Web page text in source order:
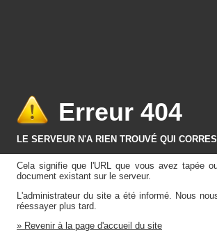
Erreur 404
LE SERVEUR N'A RIEN TROUVÉ QUI
Cela signifie que l'URL que vous avez tapée
document existant sur le serveur.
L'administrateur du site a été informé. Nous
réessayer plus tard.
» Revenir à la page d'accueil du site